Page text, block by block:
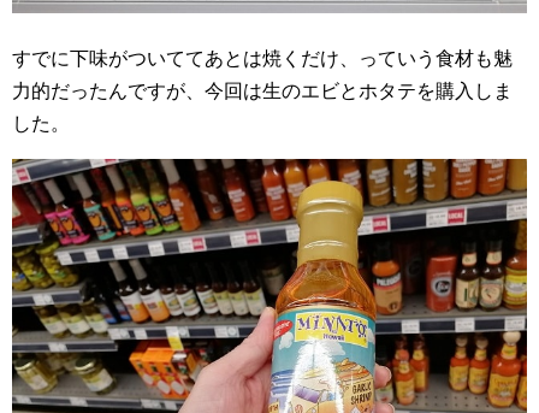
すでに下味がついててあとは焼くだけ、っていう食材も魅
力的だったんですが、今回は生のエビとホタテを購入しま
した。